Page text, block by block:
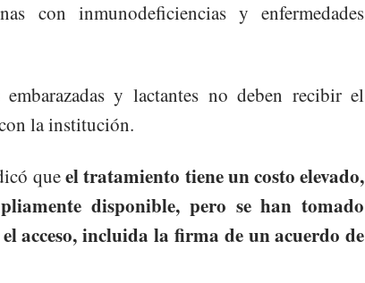
con inmunodeficiencias y enfermedades
y lactantes no deben recibir el
la institución.
queel tratamiento tiene un costo elevado,
disponible, pero se han tomado
acceso, incluida la firma de un acuerdo de